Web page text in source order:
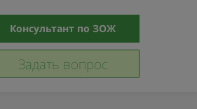
Консультант по ЗОЖ
Задать вопрос